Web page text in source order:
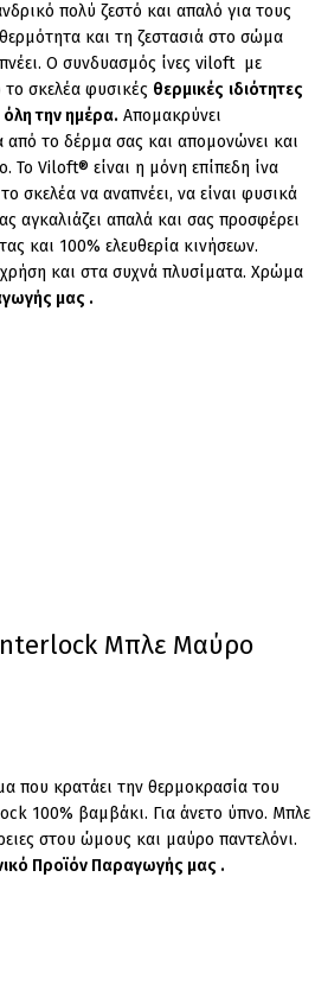
πολύ ζεστό και απαλό για τους
θερμότητα και τη ζεστασιά στο σώμα
. Ο συνδυασμός ίνες viloft με
σκελέα φυσικές θερμικές ιδιότητες
την ημέρα. Απομακρύνει
από το δέρμα σας και απομονώνει και
Το Viloft® είναι η μόνη επίπεδη ίνα
σκελέα να αναπνέει, να είναι φυσικά
αγκαλιάζει απαλά και σας προσφέρει
και 100% ελευθερία κινήσεων.
και στα συχνά πλυσίματα. Χρώμα
μας .
Μπλε Μαύρο
που κρατάει την θερμοκρασία του
100% βαμβάκι. Για άνετο ύπνο. Μπλε
στου ώμους και μαύρο παντελόνι.
Προϊόν Παραγωγής μας .